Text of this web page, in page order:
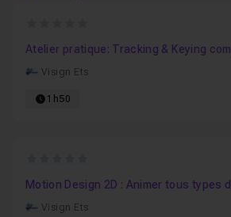
Atelier pratique: Tracking & Keying
Visign Ets
1h50
Motion Design 2D : Animer tous types
Visign Ets